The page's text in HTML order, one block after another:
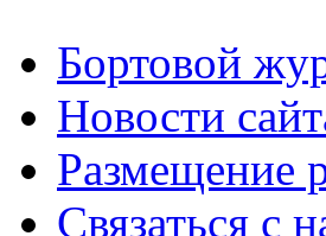
Бортовой
Новости
Размещение
Связаться с